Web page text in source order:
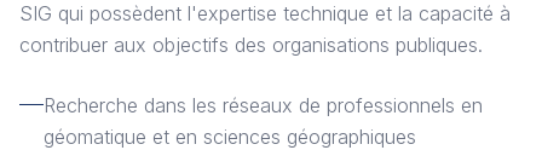
SIG qui possèdent l'expertise technique et la capacité à
contribuer aux objectifs des organisations publiques.
Recherche dans les réseaux de professionnels en
géomatique et en sciences géographiques